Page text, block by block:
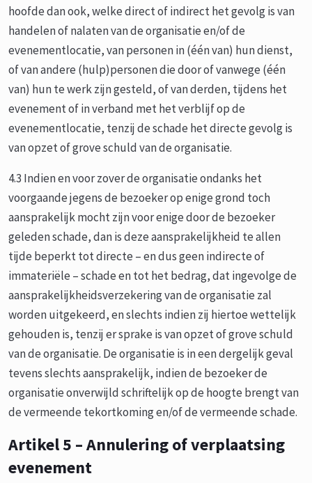
hoofde dan ook, welke direct of indirect het gevolg is van
handelen of nalaten van de organisatie en/of de
evenementlocatie, van personen in (één van) hun dienst,
of van andere (hulp)personen die door of vanwege (één
van) hun te werk zijn gesteld, of van derden, tijdens het
evenement of in verband met het verblijf op de
evenementlocatie, tenzij de schade het directe gevolg is
van opzet of grove schuld van de organisatie.
4.3 Indien en voor zover de organisatie ondanks het
voorgaande jegens de bezoeker op enige grond toch
aansprakelijk mocht zijn voor enige door de bezoeker
geleden schade, dan is deze aansprakelijkheid te allen
tijde beperkt tot directe – en dus geen indirecte of
immateriële – schade en tot het bedrag, dat ingevolge de
aansprakelijkheidsverzekering van de organisatie zal
worden uitgekeerd, en slechts indien zij hiertoe wettelijk
gehouden is, tenzij er sprake is van opzet of grove schuld
van de organisatie. De organisatie is in een dergelijk geval
tevens slechts aansprakelijk, indien de bezoeker de
organisatie onverwijld schriftelijk op de hoogte brengt van
de vermeende tekortkoming en/of de vermeende schade.
Artikel 5 – Annulering of verplaatsing
evenement